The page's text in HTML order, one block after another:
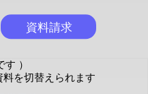
す ）
を切替えられます